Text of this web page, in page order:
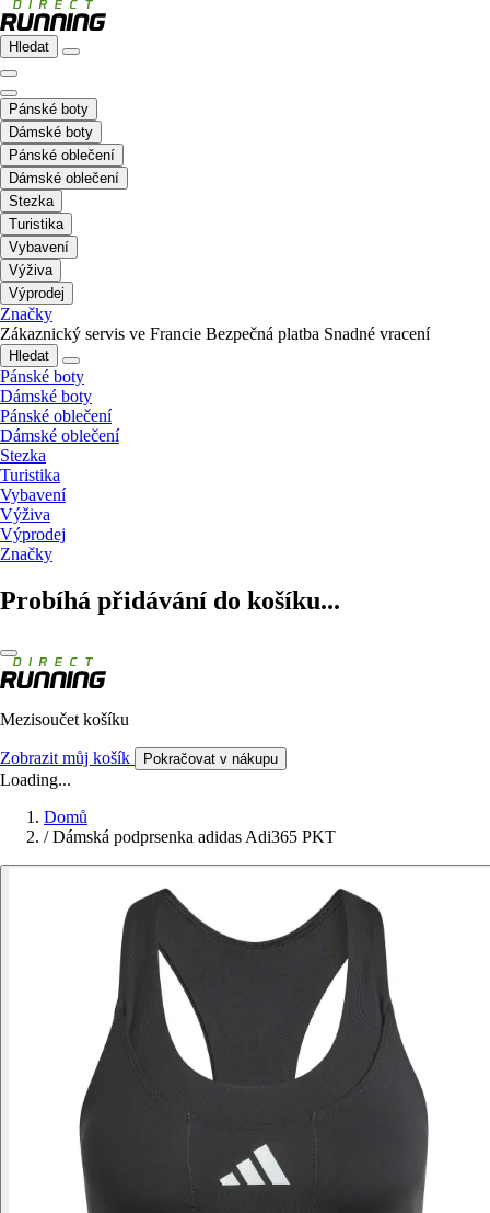
Hledat
Pánské boty
Dámské boty
Pánské oblečení
Dámské oblečení
Stezka
Turistika
Vybavení
Výživa
Výprodej
Značky
Zákaznický servis ve Francie Bezpečná platba Snadné vracení
Hledat
Pánské boty
Dámské boty
Pánské oblečení
Dámské oblečení
Stezka
Turistika
Vybavení
Výživa
Výprodej
Značky
Probíhá přidávání do košíku...
Mezisoučet košíku
Zobrazit můj košík Pokračovat v nákupu
Loading...
Domů
/ Dámská podprsenka adidas Adi365 PKT